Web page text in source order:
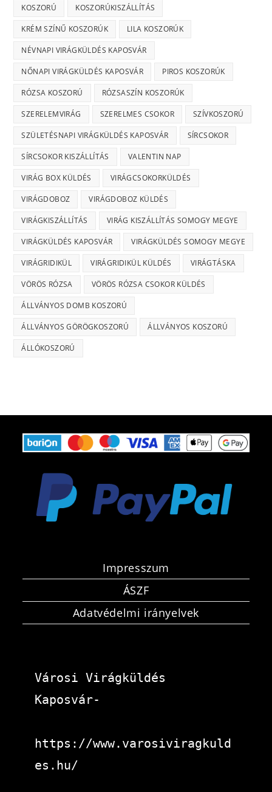
KOSZORÚ KOSZORÚKISZÁLLÍTÁS
KRÉM SZÍNŰ KOSZORÚK LILA KOSZORÚK
NÉVNAPI VIRÁGKÜLDÉS KAPOSVÁR
NŐNAPI VIRÁGKÜLDÉS KAPOSVÁR PIROS KOSZORÚK
RÓZSA KOSZORÚ RÓZSASZÍN KOSZORÚK
SZERELEMVIRÁG SZERELMES CSOKOR SZÍVKOSZORÚ
SZÜLETÉSNAPI VIRÁGKÜLDÉS KAPOSVÁR SÍRCSOKOR
SÍRCSOKOR KISZÁLLÍTÁS VALENTIN NAP
VIRÁG BOX KÜLDÉS VIRÁGCSOKORKÜLDÉS
VIRÁGDOBOZ VIRÁGDOBOZ KÜLDÉS
VIRÁGKISZÁLLÍTÁS VIRÁG KISZÁLLÍTÁS SOMOGY MEGYE
VIRÁGKÜLDÉS KAPOSVÁR VIRÁGKÜLDÉS SOMOGY MEGYE
VIRÁGRIDIKÜL VIRÁGRIDIKÜL KÜLDÉS VIRÁGTÁSKA
VÖRÖS RÓZSA VÖRÖS RÓZSA CSOKOR KÜLDÉS
ÁLLVÁNYOS DOMB KOSZORÚ
ÁLLVÁNYOS GÖRÖGKOSZORÚ ÁLLVÁNYOS KOSZORÚ
ÁLLÓKOSZORÚ
Impresszum
ÁSZF
Adatvédelmi irányelvek
Városi Virágküldés
Kaposvár-
https://www.varosiviragkuld
es.hu/